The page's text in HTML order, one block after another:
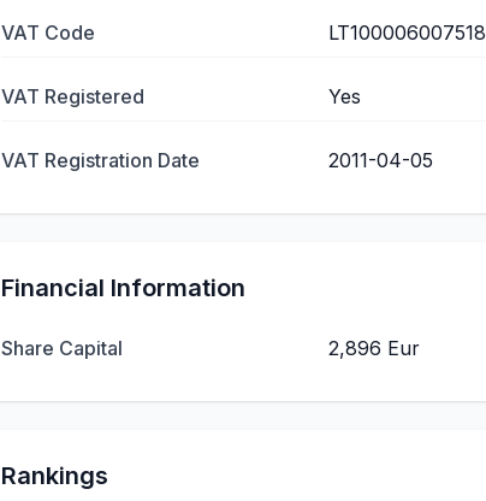
VAT Code LT100006007518
VAT Registered Yes
VAT Registration Date 2011-04-05
Financial Information
Share Capital 2,896 Eur
Rankings